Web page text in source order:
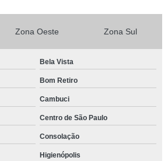
Zona Oeste Zona Sul
Bela Vista
Bom Retiro
Cambuci
Centro de São Paulo
Consolação
Higienópolis